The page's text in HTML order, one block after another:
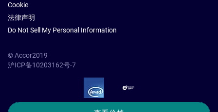
Cookie
法律声明
Do Not Sell My Personal Information
© Accor2019
沪ICP备10203162号-7